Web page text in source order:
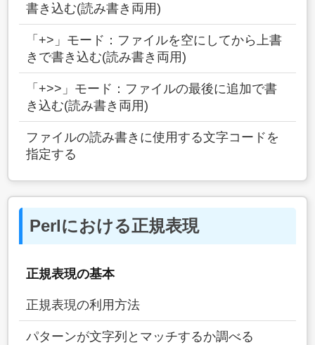
書き込む(読み書き両用)
「+>」モード：ファイルを空にしてから上書
きで書き込む(読み書き両用)
「+>>」モード：ファイルの最後に追加で書
き込む(読み書き両用)
ファイルの読み書きに使用する文字コードを
指定する
Perlにおける正規表現
正規表現の基本
正規表現の利用方法
パターンが文字列とマッチするか調べる